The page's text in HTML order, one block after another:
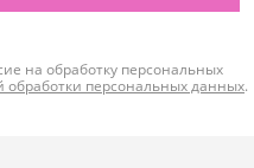
на обработку персональных
обработки персональных данных.